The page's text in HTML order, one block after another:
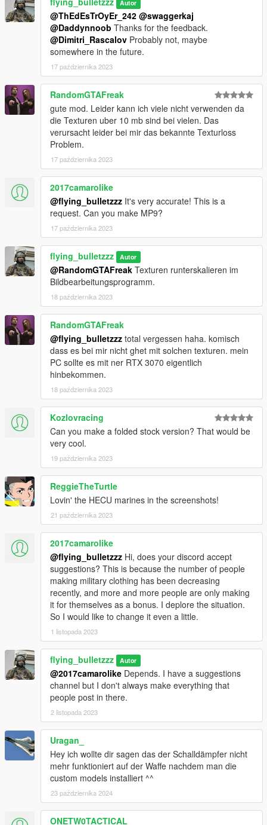
Autor
@ThEdEsTrOyEr_242 @swaggerkaj
@Daddynnoob Thanks for the feedback.
@Dimitri_Rascalov Probably not, maybe
somewhere in the future.
17 października 2023
RandomGTAFreak
gute mod. Leider kann ich viele nicht verwenden da
die Texturen uber 10 mb sind bei vielen. Das
verursacht leider bei mir das bekannte Texturloss
Problem.
17 października 2023
2017camarolike
@flying_bulletzzz It's very accurate! This is a
request. Can you make MP9?
17 października 2023
flying_bulletzzz Autor
@RandomGTAFreak Texturen runterskalieren im
Bildbearbeitungsprogramm.
18 października 2023
RandomGTAFreak
@flying_bulletzzz total vergessen haha. komisch
dass es bei mir nicht ghet mit solchen texturen. mein
PC sollte es mit ner RTX 3070 eigentlich
hinbekommen.
18 października 2023
Kozlovracing
Can you make a folded stock version? That would be
very cool.
19 października 2023
ReggieTheTurtle
Lovin' the HECU marines in the screenshots!
21 października 2023
2017camarolike
@flying_bulletzzz Hi, does your discord accept
suggestions? This is because the number of people
making military clothing has been decreasing
recently, and more and more people are only making
it for themselves as a bonus. I deplore the situation.
So I would like to change it even a little.
1 listopada 2023
flying_bulletzzz Autor
@2017camarolike Depends. I have a suggestions
channel but I don't always make everything that
people post in there.
2 listopada 2023
Uragan_
Hey ich wollte dir sagen das der Schalldämpfer nicht
mehr funktioniert auf der Waffe nachdem man die
custom models installiert ^^
23 października 2024
ONETW0TACTICAL